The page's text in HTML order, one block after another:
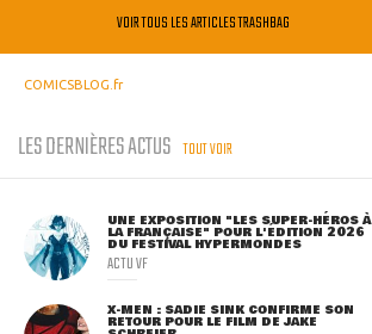
VOIR TOUS LES ARTICLES TRASHBAG
COMICSBLOG.fr
LES DERNIÈRES ACTUS TOUT VOIR
UNE EXPOSITION "LES SUPER-HÉROS À
LA FRANÇAISE" POUR L'ÉDITION 2026
DU FESTIVAL HYPERMONDES
ACTU VF
X-MEN : SADIE SINK CONFIRME SON
RETOUR POUR LE FILM DE JAKE